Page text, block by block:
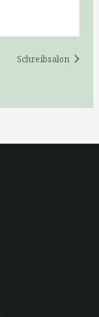
Schreibsalon